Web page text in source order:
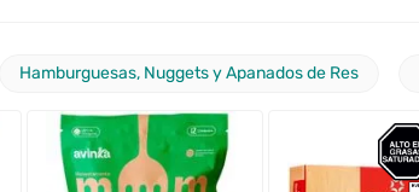
Hamburguesas, Nuggets y Apanados de Res